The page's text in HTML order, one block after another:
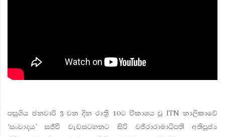
පසුගිය ජනවාරි 3 වන දින රාත්‍රි 10ට විකාශය වූ ITN නාලිකාවේ
‘සංවාදය’ සජීවී වැඩසටහනට සිරි වජිරාරාමාධිපති අතිපුජ්‍ය